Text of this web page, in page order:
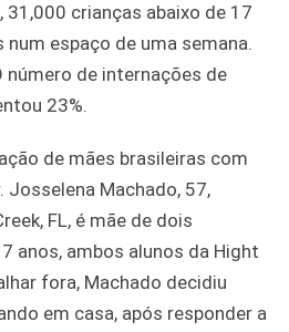
31,000 crianças abaixo de 17
espaço de uma semana.
número de internações de
23%.
de mães brasileiras com
Machado, 57,
FL, é mãe de dois
anos, ambos alunos da Hight
fora, Machado decidiu
em casa, após responder a